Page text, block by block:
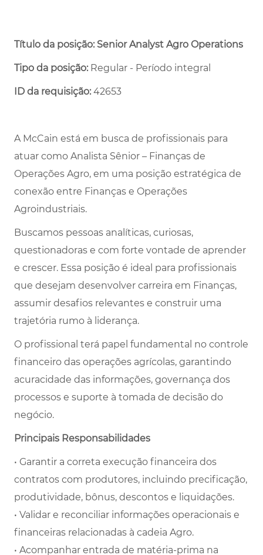
Título da posição: Senior Analyst Agro Operations
Tipo da posição:Regular - Período integral ​
ID da requisição:42653
A McCain está em busca de profissionais para
atuar como Analista Sênior – Finanças de
Operações Agro, em uma posição estratégica de
conexão entre Finanças e Operações
Agroindustriais.
Buscamos pessoas analíticas, curiosas,
questionadoras e com forte vontade de aprender
e crescer. Essa posição é ideal para profissionais
que desejam desenvolver carreira em Finanças,
assumir desafios relevantes e construir uma
trajetória rumo à liderança.
O profissional terá papel fundamental no controle
financeiro das operações agrícolas, garantindo
acuracidade das informações, governança dos
processos e suporte à tomada de decisão do
negócio.
Principais Responsabilidades
• Garantir a correta execução financeira dos
contratos com produtores, incluindo precificação,
produtividade, bônus, descontos e liquidações.
• Validar e reconciliar informações operacionais e
financeiras relacionadas à cadeia Agro.
• Acompanhar entrada de matéria-prima na